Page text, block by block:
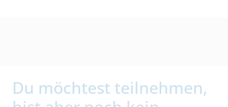
Du möchtest teilnehmen,